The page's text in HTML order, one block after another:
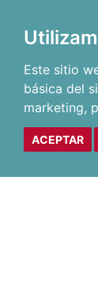
Este sitio
básica del
marketing,
ACEPTAR